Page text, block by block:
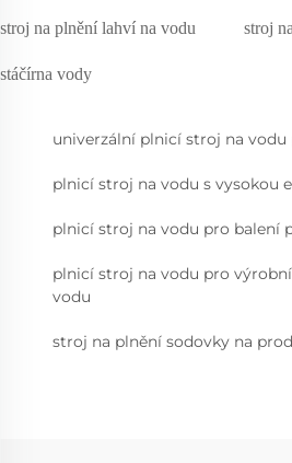
stroj na plnění lahví na vodu stroj
stáčírna vody
univerzální plnicí stroj na vodu
plnicí stroj na vodu s vysokou
plnicí stroj na vodu pro balení
plnicí stroj na vodu pro
vodu
stroj na plnění sodovky na